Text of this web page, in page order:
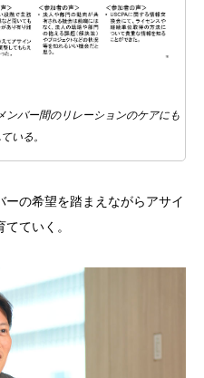
ンバー間のリレーションのケアにも
いる。
の希望を踏まえながらアサイ
ていく。